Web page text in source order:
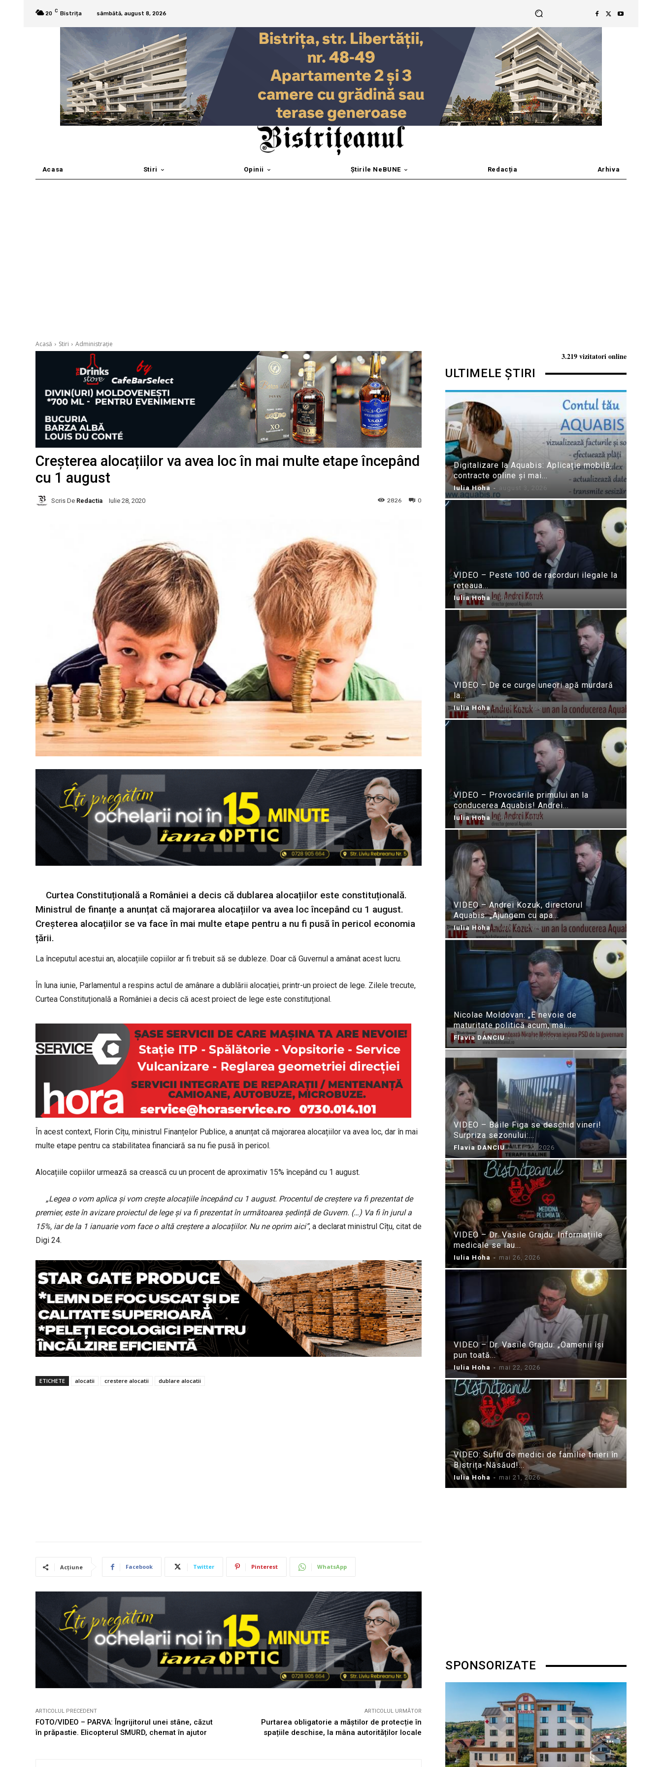
20 C Bistrița sâmbătă, august 8, 2026
Acasa Stiri Opinii Știrile NeBUNE Redacția Arhiva
Acasă Stiri Administrație
Creșterea alocațiilor va avea loc în mai multe etape începând
cu 1 august
Scris De Redactia Iulie 28, 2020 0
2826
Curtea Constituțională a României a decis că dublarea alocațiilor este constituțională.
Ministrul de finanțe a anunțat că majorarea alocațiilor va avea loc începând cu 1 august.
Creșterea alocațiilor se va face în mai multe etape pentru a nu fi pusă în pericol economia
țării.
La începutul acestui an, alocațiile copiilor ar fi trebuit să se dubleze. Doar că Guvernul a amânat acest lucru.
În luna iunie, Parlamentul a respins actul de amânare a dublării alocației, printr-un proiect de lege. Zilele trecute,
Curtea Constituțională a României a decis că acest proiect de lege este constituțional.
În acest context, Florin Cîțu, ministrul Finanțelor Publice, a anunțat că majorarea alocațiilor va avea loc, dar în mai
multe etape pentru ca stabilitatea financiară sa nu fie pusă în pericol.
Alocațiile copiilor urmează sa crească cu un procent de aproximativ 15% începând cu 1 august.
„Legea o vom aplica și vom crește alocațiile începând cu 1 august. Procentul de creștere va fi prezentat de
premier, este în avizare proiectul de lege și va fi prezentat în următoarea ședință de Guvern. (…) Va fi în jurul a
15%, iar de la 1 ianuarie vom face o altă creștere a alocațiilor. Nu ne oprim aici”, a declarat ministrul Cîțu, citat de
Digi 24.
ETICHETE alocatii crestere alocatii dublare alocatii
Acțiune Facebook Twitter Pinterest WhatsApp
ARTICOLUL PRECEDENT
FOTO/VIDEO – PARVA: Îngrijitorul unei stâne, căzut
în prăpastie. Elicopterul SMURD, chemat în ajutor
ARTICOLUL URMĂTOR
Purtarea obligatorie a măștilor de protecție în
spațiile deschise, la mâna autorităților locale
3.219 vizitatori online
ULTIMELE ȘTIRI
Digitalizare la Aquabis: Aplicație mobilă,
contracte online și mai...
Iulia Hoha - august 3, 2026
VIDEO – Peste 100 de racorduri ilegale la
rețeaua...
Iulia Hoha - iulie 31, 2026
VIDEO – De ce curge uneori apă murdară
la...
Iulia Hoha - iulie 24, 2026
VIDEO – Provocările primului an la
conducerea Aquabis! Andrei...
Iulia Hoha - iulie 21, 2026
VIDEO – Andrei Kozuk, directorul
Aquabis: „Ajungem cu apa...
Iulia Hoha - iulie 21, 2026
Nicolae Moldovan: „E nevoie de
maturitate politică acum, mai...
Flavia DANCIU - iunie 10, 2026
VIDEO – Băile Figa se deschid vineri!
Surpriza sezonului:...
Flavia DANCIU - iunie 9, 2026
VIDEO – Dr. Vasile Grajdu: Informațiile
medicale se iau...
Iulia Hoha - mai 26, 2026
VIDEO – Dr. Vasile Grajdu: „Oamenii își
pun toată...
Iulia Hoha - mai 22, 2026
VIDEO: Suflu de medici de familie tineri în
Bistrița-Năsăud!...
Iulia Hoha - mai 21, 2026
SPONSORIZATE